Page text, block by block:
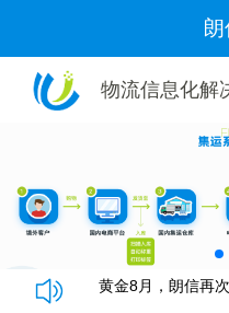
物流信息化解
恭喜“好管家集运”
朗信集运系统手机
朗信集运系统与
黄金8月，朗信再